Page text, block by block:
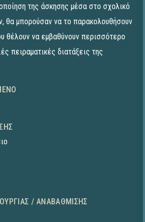
της άσκησης μέσα στο σχολικό
θα μπορούσαν να το παρακολουθήσουν
θέλουν να εμβαθύνουν περισσότερο
πειραματικές διατάξεις της
/ ΑΝΑΒΆΘΜΙΣΗΣ